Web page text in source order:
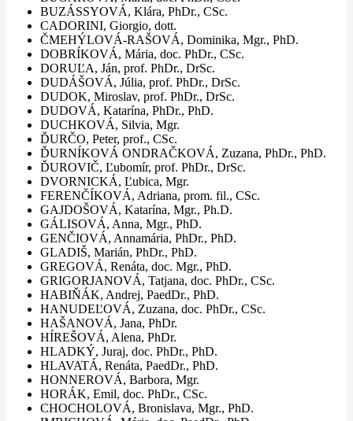
BUZÁSSYOVÁ, Klára, PhDr., CSc.
CADORINI, Giorgio, dott.
ČMEHÝLOVÁ-RAŠOVÁ, Dominika, Mgr., PhD.
DOBRÍKOVÁ, Mária, doc. PhDr., CSc.
DORUĽA, Ján, prof. PhDr., DrSc.
DUDÁŠOVÁ, Júlia, prof. PhDr., DrSc.
DUDOK, Miroslav, prof. PhDr., DrSc.
DUDOVÁ, Katarína, PhDr., PhD.
DUCHKOVÁ, Silvia, Mgr.
ĎURČO, Peter, prof., CSc.
ĎURNÍKOVÁ ONDRAČKOVÁ, Zuzana, PhDr., PhD.
ĎUROVIČ, Ľubomír, prof. PhDr., DrSc.
DVORNICKÁ, Ľubica, Mgr.
FERENČÍKOVÁ, Adriana, prom. fil., CSc.
GAJDOŠOVÁ, Katarína, Mgr., Ph.D.
GÁLISOVÁ, Anna, Mgr., PhD.
GENČIOVÁ, Annamária, PhDr., PhD.
GLADIŠ, Marián, PhDr., PhD.
GREGOVÁ, Renáta, doc. Mgr., PhD.
GRIGORJANOVÁ, Tatjana, doc. PhDr., CSc.
HABIŇÁK, Andrej, PaedDr., PhD.
HANUDEĽOVÁ, Zuzana, doc. PhDr., CSc.
HAŠANOVÁ, Jana, PhDr.
HÍREŠOVÁ, Alena, PhDr.
HLADKÝ, Juraj, doc. PhDr., PhD.
HLAVATÁ, Renáta, PaedDr., PhD.
HONNEROVÁ, Barbora, Mgr.
HORÁK, Emil, doc. PhDr., CSc.
CHOCHOLOVÁ, Bronislava, Mgr., PhD.